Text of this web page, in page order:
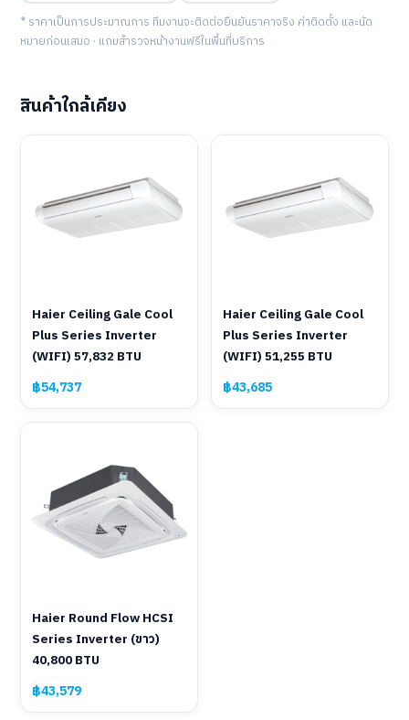
* ราคาเป็นการประมาณการ ทีมงานจะติดต่อยืนยันราคาจริง ค่าติดตั้ง และนัด
หมายก่อนเสมอ · แถมสำรวจหน้างานฟรีในพื้นที่บริการ
สินค้าใกล้เคียง
Haier Ceiling Gale Cool
Plus Series Inverter
(WIFI) 57,832 BTU
฿54,737
Haier Ceiling Gale Cool
Plus Series Inverter
(WIFI) 51,255 BTU
฿43,685
Haier Round Flow HCSI
Series Inverter (ขาว)
40,800 BTU
฿43,579